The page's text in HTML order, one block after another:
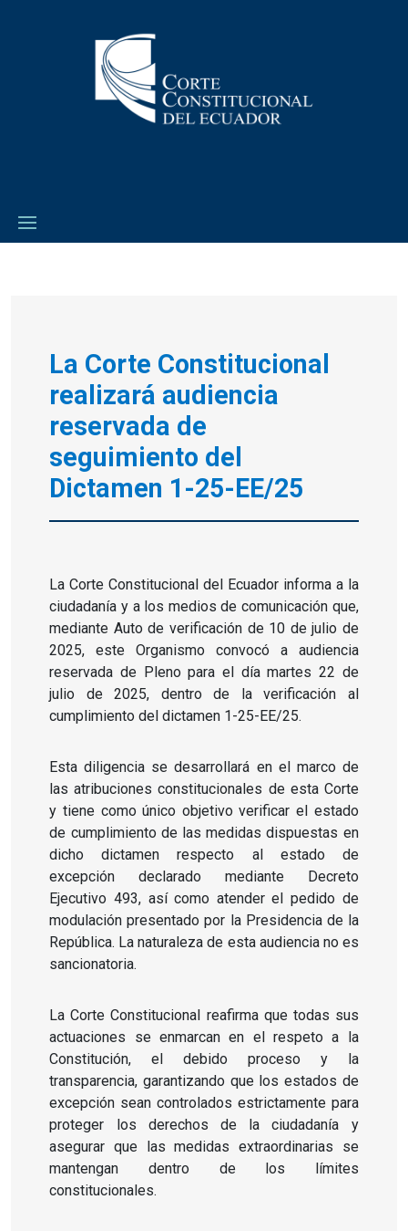
La Corte Constitucional
realizará audiencia
reservada de
seguimiento del
Dictamen 1-25-EE/25
La Corte Constitucional del Ecuador informa a la
ciudadanía y a los medios de comunicación que,
mediante Auto de verificación de 10 de julio de
2025, este Organismo convocó a audiencia
reservada de Pleno para el día martes 22 de
julio de 2025, dentro de la verificación al
cumplimiento del dictamen 1-25-EE/25.
Esta diligencia se desarrollará en el marco de
las atribuciones constitucionales de esta Corte
y tiene como único objetivo verificar el estado
de cumplimiento de las medidas dispuestas en
dicho dictamen respecto al estado de
excepción declarado mediante Decreto
Ejecutivo 493, así como atender el pedido de
modulación presentado por la Presidencia de la
República. La naturaleza de esta audiencia no es
sancionatoria.
La Corte Constitucional reafirma que todas sus
actuaciones se enmarcan en el respeto a la
Constitución, el debido proceso y la
transparencia, garantizando que los estados de
excepción sean controlados estrictamente para
proteger los derechos de la ciudadanía y
asegurar que las medidas extraordinarias se
mantengan dentro de los límites
constitucionales.